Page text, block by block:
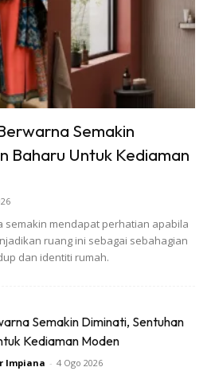
luar rumah biasanya
seperti weather proof atau
ini juga boleh mencegah timbulnya
air hujan. Cat dinding yang
tanpa kerosakan dan
empat tahun.
Ads
Semakin
Baharu Untuk Kediaman
semakin mendapat perhatian apabila
ruang ini sebagai sebahagian
dan identiti rumah.
Semakin Diminati, Sentuhan
Kediaman Moden
Impiana - 4 Ogo 2026